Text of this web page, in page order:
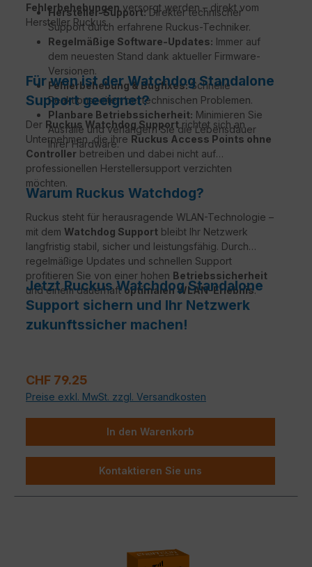
Fehlerbehebungen versorgt werden – direkt vom
Hersteller Ruckus.
Hersteller-Support:Direkter technischer
Support durch erfahrene Ruckus-Techniker.
Regelmäßige Software-Updates: Immer auf
dem neuesten Stand dank aktueller Firmware-
Versionen.
Fehlerbehebung & Bugfixes:Schnelle
Reaktionszeiten bei technischen Problemen.
Planbare Betriebssicherheit: Minimieren Sie
Ausfälle und verlängern Sie die Lebensdauer
Ihrer Hardware.
Für wen ist der Watchdog Standalone
Support geeignet?
Der Ruckus Watchdog Support richtet sich an
Unternehmen, die ihre Ruckus Access Points ohne
Controller betreiben und dabei nicht auf
professionellen Herstellersupport verzichten
möchten.
Warum Ruckus Watchdog?
Ruckus steht für herausragende WLAN-Technologie –
mit dem Watchdog Support bleibt Ihr Netzwerk
langfristig stabil, sicher und leistungsfähig. Durch
regelmäßige Updates und schnellen Support
profitieren Sie von einer hohen Betriebssicherheit
und einem dauerhaftoptimalen WLAN-Erlebnis.
Jetzt Ruckus Watchdog Standalone
Support sichern und Ihr Netzwerk
zukunftssicher machen!
Verkaufspreis:
CHF 79.25
Preise exkl. MwSt. zzgl. Versandkosten
In den Warenkorb
Kontaktieren Sie uns